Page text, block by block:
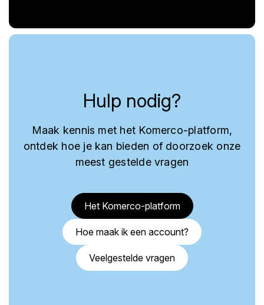
Hulp nodig?
Maak kennis met het Komerco-platform,
ontdek hoe je kan bieden of doorzoek onze
meest gestelde vragen
Het Komerco-platform
Hoe maak ik een account?
Veelgestelde vragen